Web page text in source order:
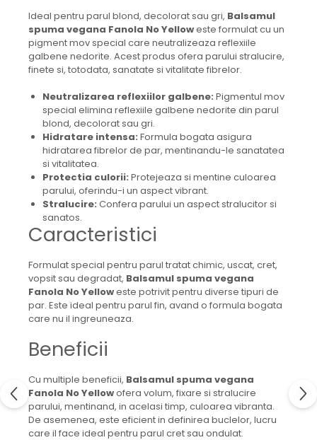
Ideal pentru parul blond, decolorat sau gri, Balsamul
spuma vegana Fanola No Yelloweste formulat cu un
pigment mov special care neutralizeaza reflexiile
galbene nedorite. Acest produs ofera parului stralucire,
finete si, totodata, sanatate si vitalitate fibrelor.
Neutralizarea reflexiilor galbene: Pigmentul mov
special elimina reflexiile galbene nedorite din parul
blond, decolorat sau gri.
Hidratare intensa: Formula bogata asigura
hidratarea fibrelor de par, mentinandu-le sanatatea
si vitalitatea.
Protectia culorii: Protejeaza si mentine culoarea
parului, oferindu-i un aspect vibrant.
Stralucire: Confera parului un aspect stralucitor si
sanatos.
Caracteristici
Formulat special pentru parul tratat chimic, uscat, cret,
vopsit sau degradat, Balsamul spuma vegana
Fanola No Yelloweste potrivit pentru diverse tipuri de
par. Este ideal pentru parul fin, avand o formula bogata
care nu il ingreuneaza.
Beneficii
Cu multiple beneficii, Balsamul spuma vegana
Fanola No Yellowofera volum, fixare si stralucire
parului, mentinand, in acelasi timp, culoarea vibranta.
De asemenea, este eficient in definirea buclelor, lucru
care il face ideal pentru parul cret sau ondulat.